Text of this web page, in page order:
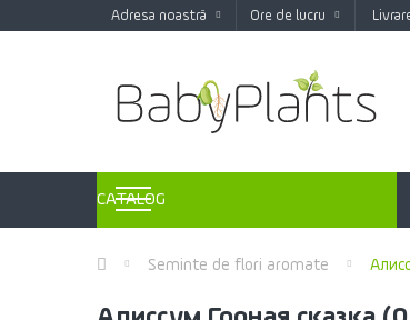
Adresa noastră Ore de lucru
CATALOG
Seminte de flori aromate